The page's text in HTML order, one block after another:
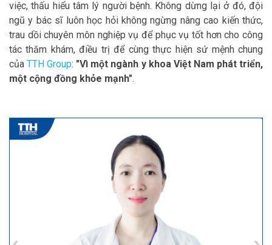
việc, thấu hiểu tâm lý người bệnh. Không dừng lại ở đó, đội
ngũ y bác sĩ luôn học hỏi không ngừng nâng cao kiến thức,
trau dồi chuyên môn nghiệp vụ để phục vụ tốt hơn cho công
tác thăm khám, điều trị để cùng thực hiện sứ mệnh chung
củaTTH Group: "Vì một ngành y khoa Việt Nam phát triển,
một cộng đồng khỏe mạnh".